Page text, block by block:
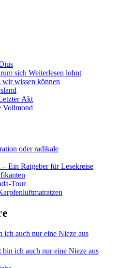
sich Wei­ter­le­sen lohnt
wir wis­sen können
Akt
Vollmond
oder radikale
Ein Ratgeber für Lesekreise
Tour
ich auch nur eine Nieze aus
ich auch nur eine Nieze aus